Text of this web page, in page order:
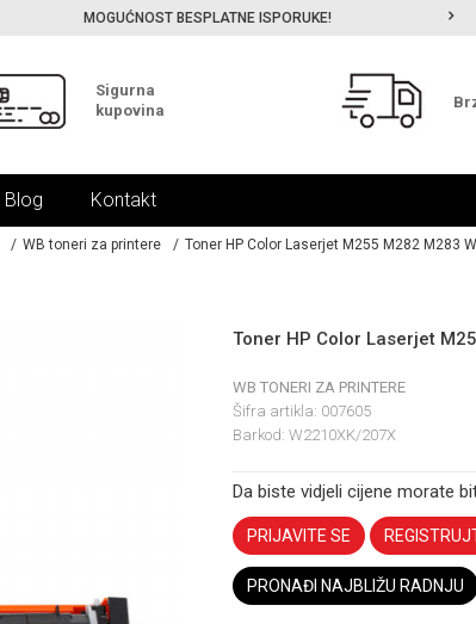
MOGUĆNOST BESPLATNE ISPORUKE!
Sigurna
kupovina
Blog Kontakt
WB toneri za printere Toner HP Color Laserjet M255 M282 M283
Toner HP Color Laserjet
WB TONERI ZA PRINTERE
Šifra artikla: 007605
Barkod: W2210XK/207X
Da biste vidjeli cijene morate
PRIJAVITE SE
PRONAĐI NAJBLIŽU RADNJU